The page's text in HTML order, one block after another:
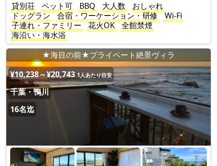
貸別荘
ペット可 BBQ 大人数
おしゃれ
ドッグラン
合宿・ワーケーション・研修
Wi-Fi
子連れ・ファミリー
花火OK
全館禁煙
海沿い・海水浴
★海目の前★プライベート絶景ヴィラ
¥10,238～¥20,743 1人あたり目安
千葉・鴨川
16名迄